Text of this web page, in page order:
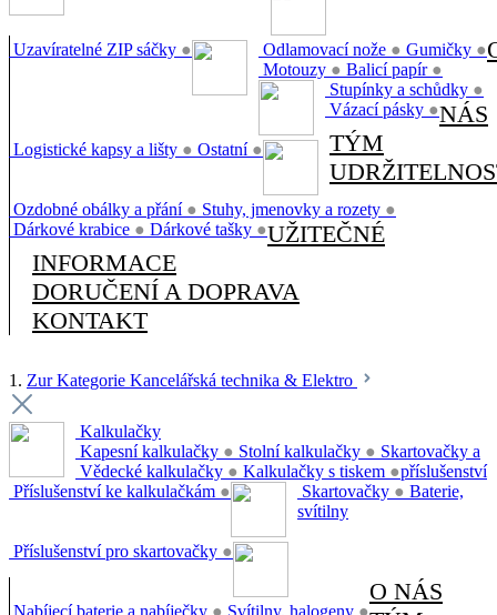
Uzavíratelné ZIP sáčky ● Odlamovací nože ● Gumičky ●
Motouzy ● Balicí papír ●
Stupínky a schůdky ●
Vázací pásky ●
Logistické kapsy a lišty ● Ostatní ●
Ozdobné obálky a přání ● Stuhy, jmenovky a rozety ●
Dárkové krabice ● Dárkové tašky ●
NÁS
TÝM
UŽITEČNÉ
INFORMACE
DORUČENÍ A DOPRAVA
KONTAKT
1. Zur Kategorie Kancelářská technika & Elektro
Kalkulačky
Kapesní kalkulačky ● Stolní kalkulačky ●
Vědecké kalkulačky ● Kalkulačky s tiskem ●
Příslušenství ke kalkulačkám ●
Skartovačky a
příslušenství
Skartovačky ●
Příslušenství pro skartovačky ●
Baterie,
svítilny
Nabíjecí baterie a nabíječky ● Svítilny, halogeny ●
O NÁS